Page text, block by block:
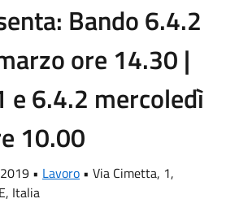
Bando 6.4.2
ore 14.30 |
e 6.4.2 mercoledì
10.00
• Lavoro • Via Cimetta, 1,
Italia